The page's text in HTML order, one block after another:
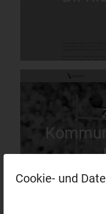
Cookie- und